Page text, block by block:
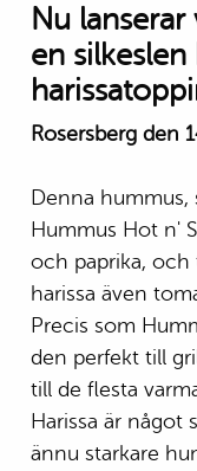
Nu
en
Rosersberg den
Denna hummus,
Hummus Hot n'
och paprika,
harissa även
Precis som
den perfekt till
till de flesta
Harissa är något
ännu starkare